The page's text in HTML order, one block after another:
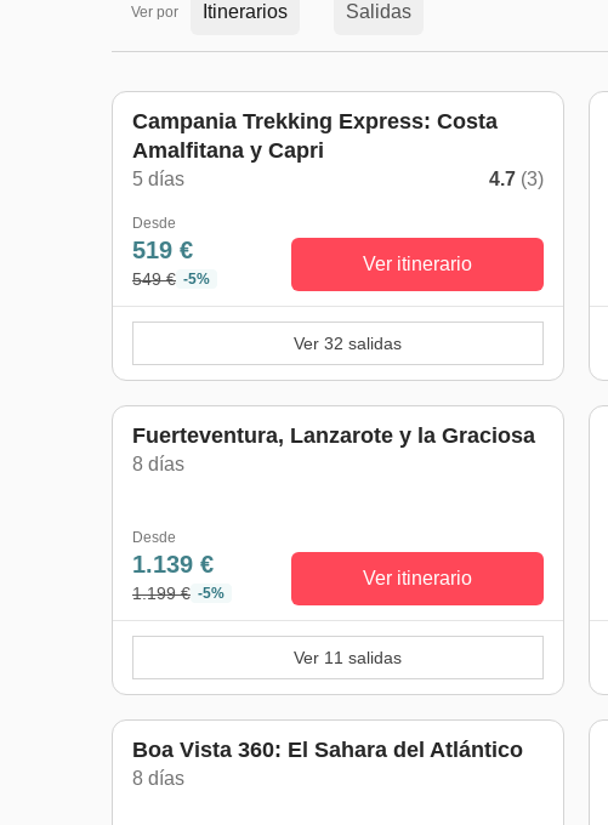
Ver por Itinerarios Salidas
Campania Trekking Express: Costa
Amalfitana y Capri
5 días 4.7 (3)
Desde
519 €
549 € -5%
Ver itinerario
Ver 32 salidas
Fuerteventura, Lanzarote y la Graciosa
8 días
Desde
1.139 €
1.199 € -5%
Ver itinerario
Ver 11 salidas
Boa Vista 360: El Sahara del Atlántico
8 días